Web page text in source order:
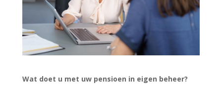
Wat doet u met uw pensioen in eigen beheer?